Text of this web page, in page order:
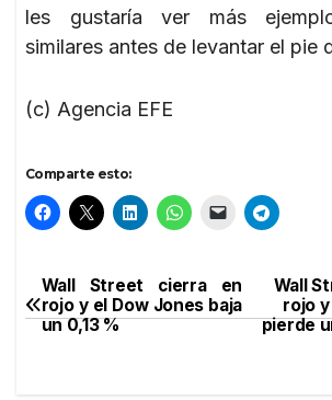
les gustaría ver más
similares antes de levantar el pie
(c) Agencia EFE
Comparte esto:
Navegación
de
Wall
rojo
pierde
Wall Street cierra en
rojo y el Dow Jones baja
un 0,13 %